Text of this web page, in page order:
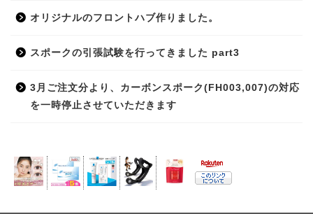
オリジナルのフロントハブ作りました。
スポークの引張試験を行ってきました part3
3月ご注文分より、カーボンスポーク(FH003,007)の対応
を一時停止させていただきます